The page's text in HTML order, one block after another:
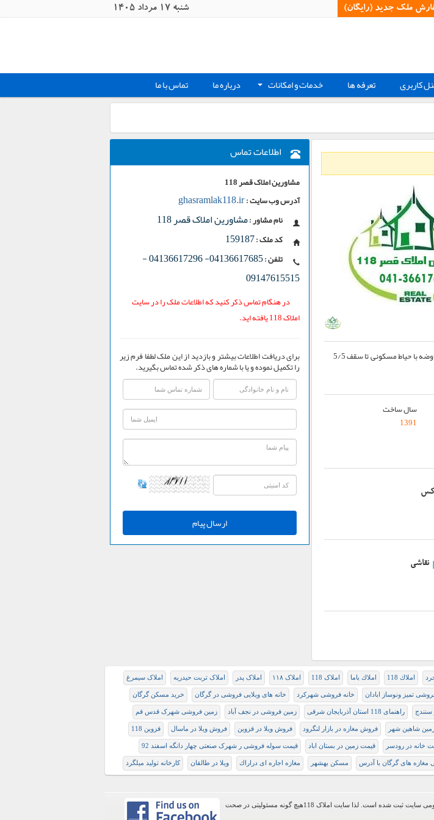
ملک جدید (رایگان)‏ شنبه 17 مرداد 1405
کاربری تعرفه ها + خدمات و امکانات درباره ما تماس با ما
فروش یک واحد آپارتمان بسیار لوکس با نصبیات کامل ، نورگیری از سه جهت ، قابل معاوضه با حیاط مسکونی تا سقف 5/5
سال ساخت
1391
نقاشی
اطلاعات تماس
مشاورین املاک قصر 118
آدرس وب سایت :ghasramlak118.ir
نام مشاور :مشاورین املاک قصر 118
کد ملک :159187
تلفن :04136617685- 04136617296
-
09147615515
در هنگام تماس ذکر کنید که اطلاعات ملک را در سایت
املاک 118 یافته اید.
برای دریافت اطلاعات بیشتر و بازدید از این ملک لطفا فرم زیر
را تکمیل نموده و یا با شماره های ذکر شده تماس بگیرید.
ارسال پیام
املاك 118 املاك باما املاک 118 املاک ۱۱۸ املاک پدر املاک تربت حيدريه املاک سیمرغ
تمیز ونوساز ابادان خانه فروشی شهرکرد خانه های ویلایی فروشی در گرگان خريد مسكن گرگان
سنندج راهنمای 118 استان آذربایجان شرقی زمین فروشی در نجف آباد زمین فروشی شهرک قدس قم
شاهین شهر فروش مغازه در بازار لنگرود فروش ویلا در قزوین فروش ویلا در ماسال قزوین 118
خانه در رودسر قیمت زمین در بستان اباد قیمت سوله فروشی ر شهرک صنعتی چهار دانگه اسفند 92
مغازه های گرگان با آدرس مسکن بهشهر مغازه اجاره ای دراراك ویلا در طالقان کارخانه تولید میلگرد
اطلاعات موجود در این وب سایت از طریق کاربران عمومی سایت ثبت شده است. لذا سایت املاک 118هیچ گونه مسئولیتی در صحت